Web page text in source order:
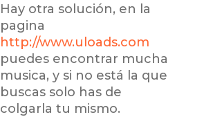
Hay otra solución, en la
pagina
http://www.uloads.com
puedes encontrar mucha
musica, y si no está la que
buscas solo has de
colgarla tu mismo.